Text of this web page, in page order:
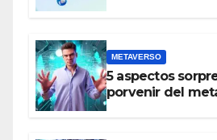
METAVERSO
5 aspectos
porvenir del